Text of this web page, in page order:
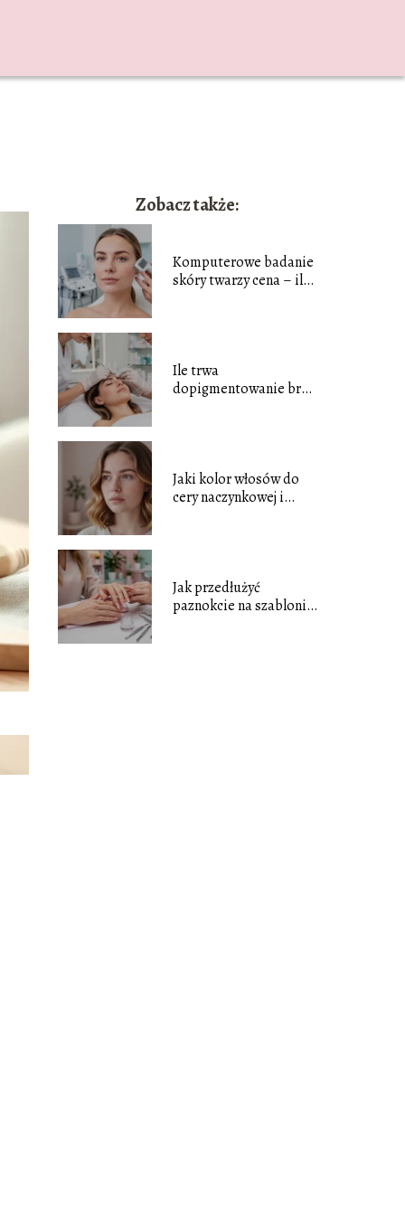
Zobacz także:
Komputerowe badanie
skóry twarzy cena – ile
Ile trwa
dopigmentowanie brwi
Jaki kolor włosów do
cery naczynkowej i
Jak przedłużyć
paznokcie na szablonie